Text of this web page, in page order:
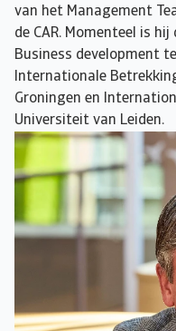
van het Management
de CAR. Momenteel is
Business development
Internationale
Groningen en
Universiteit van Leiden.